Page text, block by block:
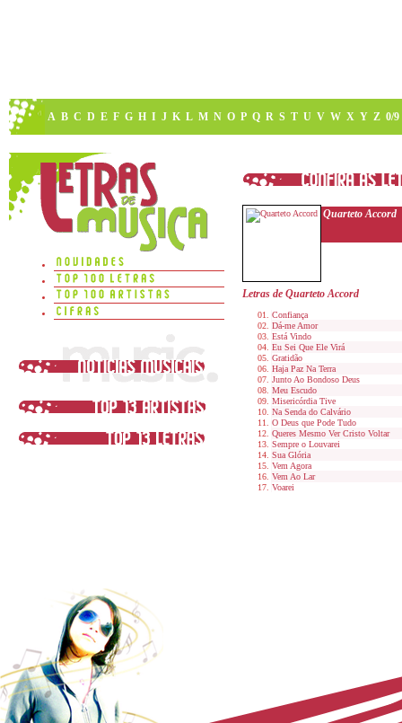
A B C D E F G H I J K L M N O P Q R S T U V W X Y Z 0/9
Quarteto Accord
Letras de Quarteto Accord
Confiança
Dá-me Amor
Está Vindo
Eu Sei Que Ele Virá
Gratidão
Haja Paz Na Terra
Junto Ao Bondoso Deus
Meu Escudo
Misericórdia Tive
Na Senda do Calvário
O Deus que Pode Tudo
Queres Mesmo Ver Cristo Voltar
Sempre o Louvarei
Sua Glória
Vem Agora
Vem Ao Lar
Voarei